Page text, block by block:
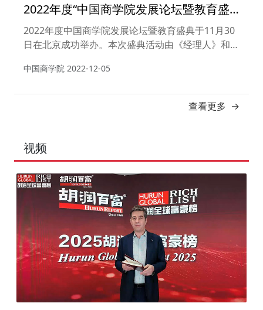
2022年度“中国商学院发展论坛暨教育盛
典”成功举办！
2022年度中国商学院发展论坛暨教育盛典于11月30
日在北京成功举办。本次盛典活动由《经理人》和致
联合举办，央广网女性教育联合主办。 本次盛典活
企业环境、技术环境、竞争环境等因素，回顾中国商
学教育的所取得的成就，同时针对中国商学教育面临
夯实中国商学教育的基础，同时展望未来。
中国商学院 2022-12-05
查看更多 →
视频